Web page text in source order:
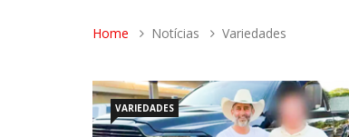
Home Notícias Variedades
VARIEDADES